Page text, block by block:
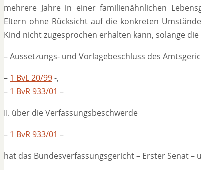
mehrere Jahre in einer familienähnlichen
Eltern ohne Rücksicht auf die konkreten
Kind nicht zugesprochen erhalten kann, solange
– Aussetzungs- und Vorlagebeschluss des
– 1 BvL 20/99-,
– 1 BvR 933/01 –
II. über die Verfassungsbeschwerde
– 1 BvR 933/01 –
hat das Bundesverfassungsgericht – Erster Senat –